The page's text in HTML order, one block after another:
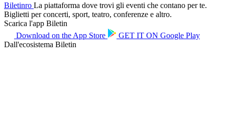
Biletinro La piattaforma dove trovi gli eventi che contano per te.
Biglietti per concerti, sport, teatro, conferenze e altro.
Scarica l'app Biletin
Download on the App Store GET IT ON Google Play
Dall'ecosistema Biletin